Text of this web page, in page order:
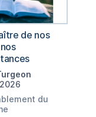
de nos
du